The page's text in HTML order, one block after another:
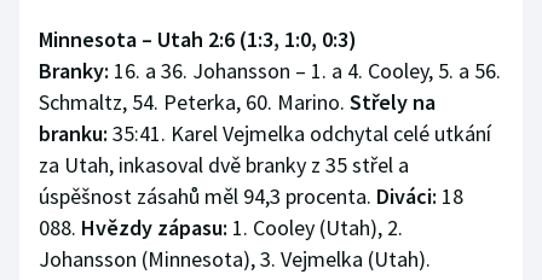
Minnesota – Utah 2:6 (1:3, 1:0, 0:3)
Branky: 16. a 36. Johansson – 1. a 4. Cooley, 5. a 56.
Schmaltz, 54. Peterka, 60. Marino. Střely na
branku: 35:41. Karel Vejmelka odchytal celé utkání
za Utah, inkasoval dvě branky z 35 střel a
úspěšnost zásahů měl 94,3 procenta. Diváci: 18
088. Hvězdy zápasu: 1. Cooley (Utah), 2.
Johansson (Minnesota), 3. Vejmelka (Utah).